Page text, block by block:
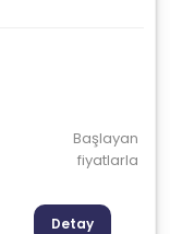
Başlayan
fiyatlarla
Detay